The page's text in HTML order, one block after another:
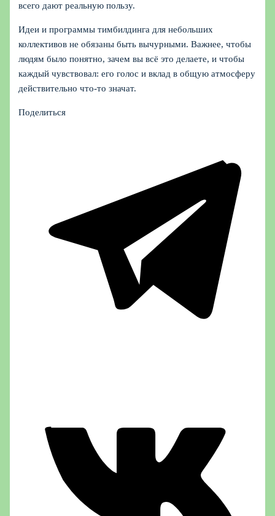
всего дают реальную пользу.
Идеи и программы тимбилдинга для небольших
коллективов не обязаны быть вычурными. Важнее, чтобы
людям было понятно, зачем вы всё это делаете, и чтобы
каждый чувствовал: его голос и вклад в общую атмосферу
действительно что‑то значат.
Поделиться